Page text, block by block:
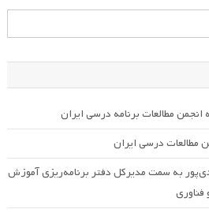
مطالعات برنامه درسی ایران
مطالعات درسی ایران
به سمت مدیرکل دفتر برنامه‌ریزی آموزش